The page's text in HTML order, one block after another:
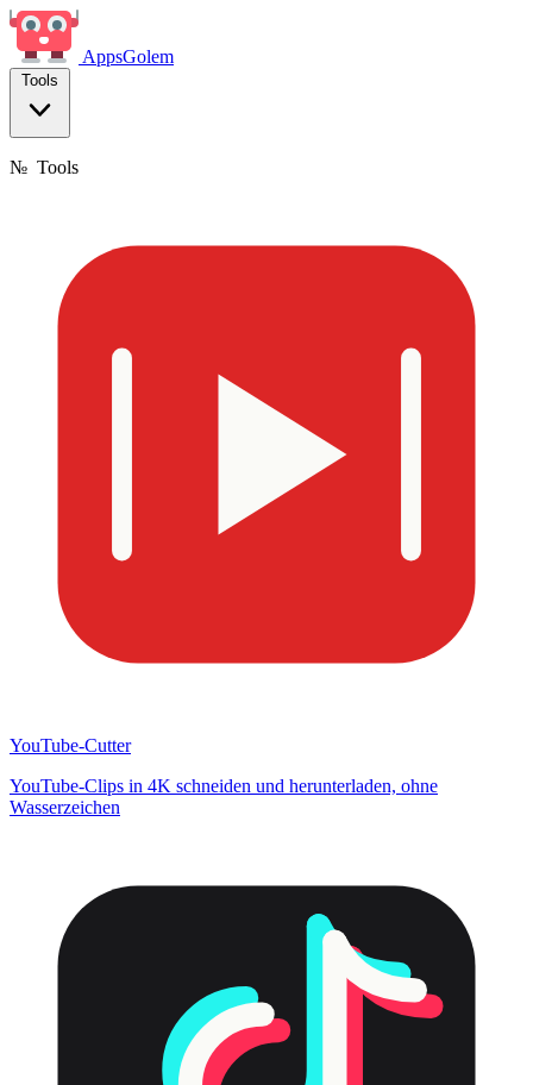
AppsGolem
Tools
№ Tools
YouTube-Cutter
YouTube-Clips in 4K schneiden und herunterladen, ohne
Wasserzeichen